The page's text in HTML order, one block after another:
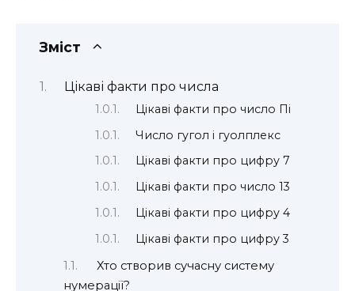
Зміст
Цікаві факти про числа
Цікаві факти про число Пі
Число гугол і гуолплекс
Цікаві факти про цифру 7
Цікаві факти про число 13
Цікаві факти про цифру 4
Цікаві факти про цифру 3
Хто створив сучасну систему
нумерації?